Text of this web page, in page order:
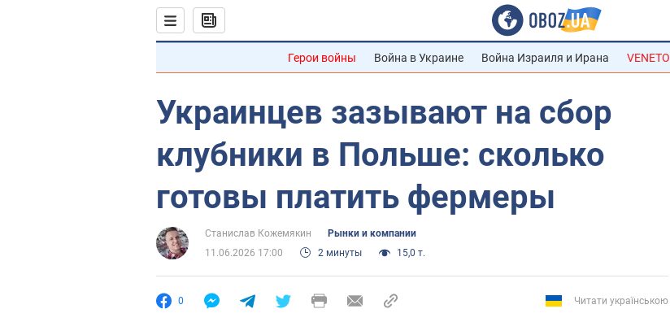
Герои войны Война в Украине Война Израиля и Ирана VENETO
Украинцев зазывают на сбор
клубники в Польше: сколько
готовы платить фермеры
Станислав Кожемякин
Рынки и компании
11.06.2026 17:00
2 минуты 15,0 т.
0 Читати українською